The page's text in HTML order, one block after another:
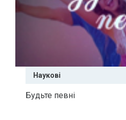
Наукові
Будьте певні